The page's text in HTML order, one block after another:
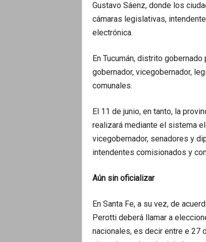
Gustavo Sáenz, donde los
cámaras legislativas,
electrónica.
En Tucumán, distrito
gobernador, vicegobernador,
comunales.
El 11 de junio, en tanto, la
realizará mediante el sistema
vicegobernador, senadores y
intendentes comisionados y
Aún sin oficializar
En Santa Fe, a su vez, de
Perotti deberá llamar a
nacionales, es decir entre e 27